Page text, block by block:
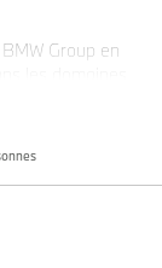
Group en
gestion au
en
et père de deux